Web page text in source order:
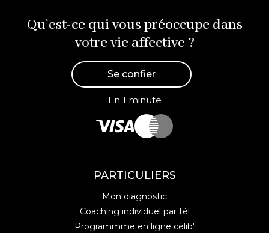
Qu’est-ce qui vous préoccupe dans
votre vie affective ?
Se confier
En 1 minute
PARTICULIERS
Mon diagnostic
Coaching individuel par tél
Programmme en ligne célib'